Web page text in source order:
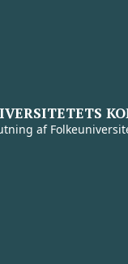
af